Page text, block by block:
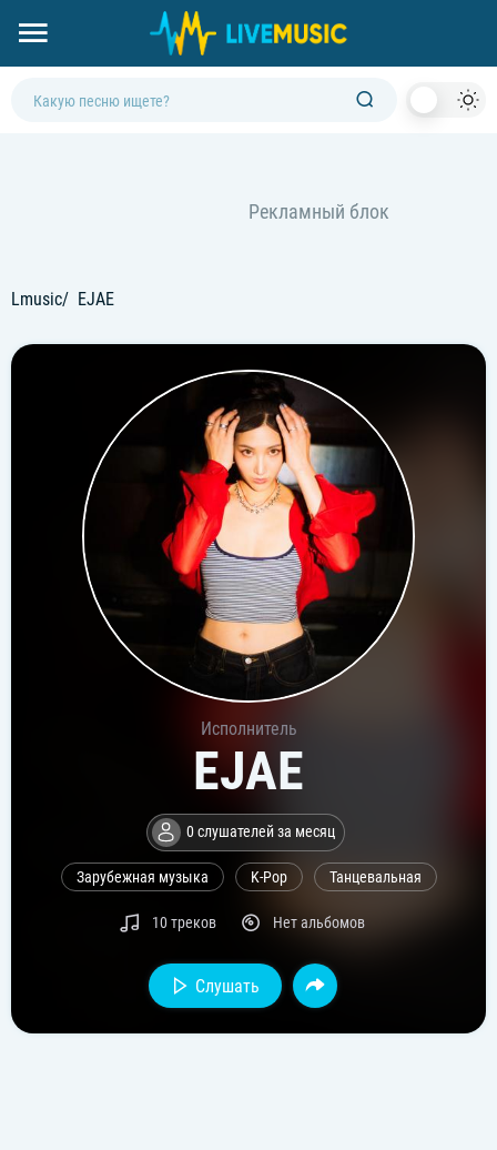
Lmusic EJAE
Исполнитель
EJAE
0 слушателей за месяц
Зарубежная музыка K-Pop Танцевальная
10 треков Нет альбомов
Слушать